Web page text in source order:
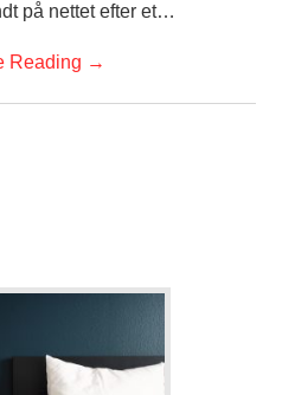
på nettet efter et…
Reading →